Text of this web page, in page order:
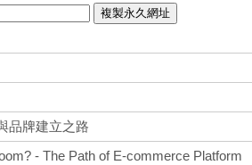
複製永久網址
品牌建立之路
- The Path of E-commerce Platform